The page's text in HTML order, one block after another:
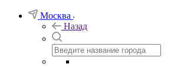
Москва
Назад